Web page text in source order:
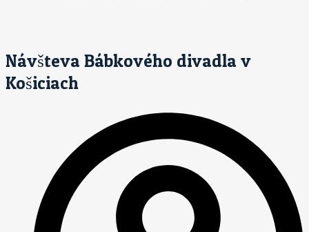
Návšteva Bábkového divadla v
Košiciach